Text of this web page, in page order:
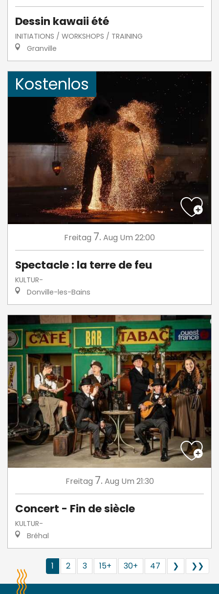
Dessin kawaii été
INITIATIONS / WORKSHOPS / TRAINING
Granville
Kostenlos
Freitag 7. Aug Um 22:00
Spectacle : la terre de feu
KULTUR-
Donville-les-Bains
Freitag 7. Aug Um 21:30
Concert - Fin de siècle
KULTUR-
Bréhal
1 2 3 15+ 30+ 47 ❯ ❯❯